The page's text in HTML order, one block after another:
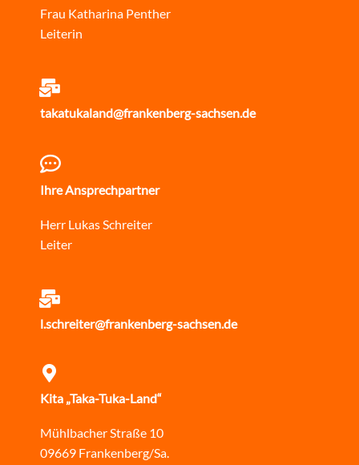
Frau Katharina Penther
Leiterin
takatukaland@frankenberg-sachsen.de
Ihre Ansprechpartner
Herr Lukas Schreiter
Leiter
l.schreiter@frankenberg-sachsen.de
Kita „Taka-Tuka-Land“
Mühlbacher Straße 10
09669 Frankenberg/Sa.